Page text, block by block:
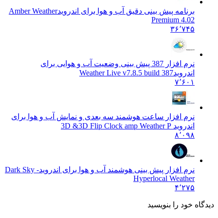
برنامه پیش بینی دقیق آب و هوا برای اندروید Amber Weather
Premium 4.02
۳۶٬۷۴۵
نرم افزار 387 پیش بینی وضعیت آب و هوایی برای
Weather Live v7.8.5 build 387
نرم افزار ساعت هوشمند سه بعدی و نمایش آب و هوا برای
3D Flip Clock amp Weather P
نرم افزار پیش بینی هوشمند آب و هوا برای اندروید Dark Sky -
Hyperlocal Weather
خود را بنویسید